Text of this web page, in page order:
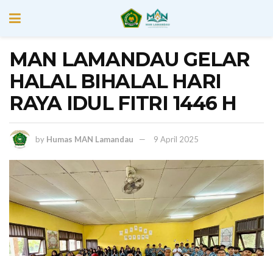
MAN LAMANDAU GELAR
HALAL BIHALAL HARI
RAYA IDUL FITRI 1446 H
by Humas MAN Lamandau 9 April 2025